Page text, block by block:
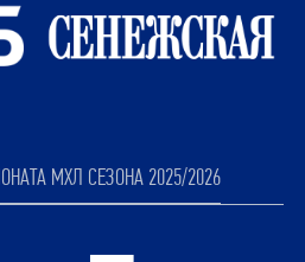
МХЛ СЕЗОНА 2025/2026